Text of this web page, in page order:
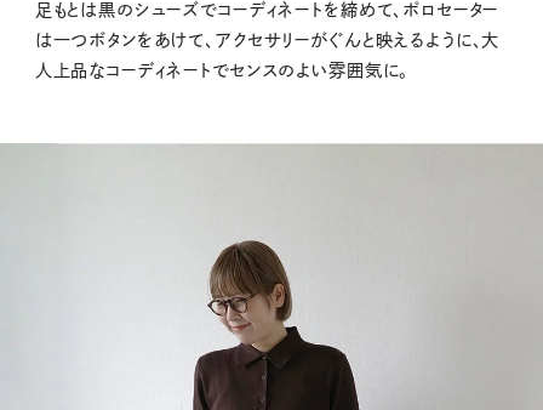
足もとは黒のシューズでコーディネートを締めて、ポロセーター
は一つボタンをあけて、アクセサリーがぐんと映えるように、大
人上品なコーディネートでセンスのよい雰囲気に。